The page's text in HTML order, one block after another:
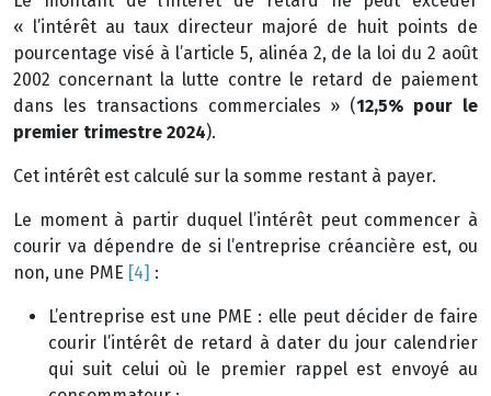
« l’intérêt au taux directeur majoré de huit points de
pourcentage visé à l’article 5, alinéa 2, de la loi du 2 août
2002 concernant la lutte contre le retard de paiement
dans les transactions commerciales » (12,5% pour le
premier trimestre 2024).
Cet intérêt est calculé sur la somme restant à payer.
Le moment à partir duquel l’intérêt peut commencer à
courir va dépendre de si l’entreprise créancière est, ou
non, une PME [4] :
L’entreprise est une PME : elle peut décider de faire
courir l’intérêt de retard à dater du jour calendrier
qui suit celui où le premier rappel est envoyé au